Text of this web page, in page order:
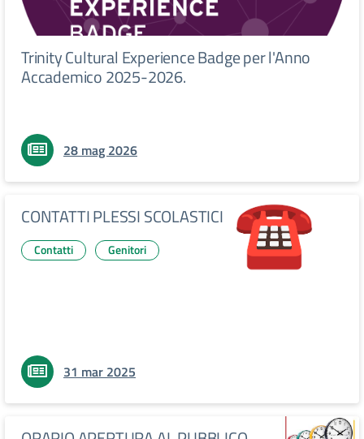
Trinity Cultural Experience Badge per l'Anno
Accademico 2025-2026.
28 mag 2026
CONTATTI PLESSI SCOLASTICI
Contatti Genitori
31 mar 2025